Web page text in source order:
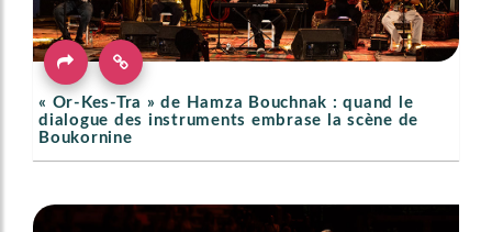
« Or-Kes-Tra » de Hamza Bouchnak : quand le
dialogue des instruments embrase la scène de
Boukornine